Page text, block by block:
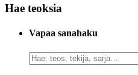
Hae teoksia
Vapaa sanahaku
Vapaa
sanahaku